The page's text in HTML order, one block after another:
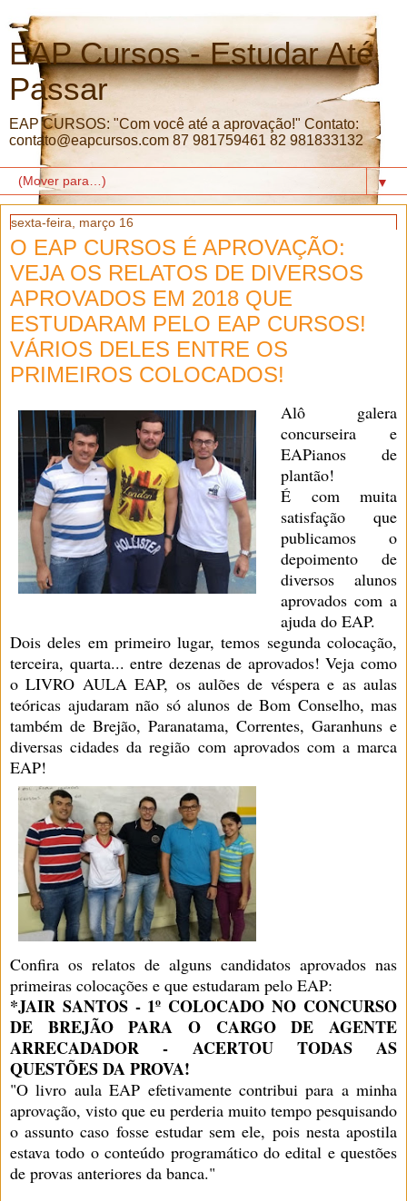
EAP Cursos - Estudar Até
Passar
EAP CURSOS: "Com você até a aprovação!" Contato:
contato@eapcursos.com 87 981759461 82 981833132
▼
sexta-feira, março 16
O EAP CURSOS É APROVAÇÃO:
VEJA OS RELATOS DE DIVERSOS
APROVADOS EM 2018 QUE
ESTUDARAM PELO EAP CURSOS!
VÁRIOS DELES ENTRE OS
PRIMEIROS COLOCADOS!
Alô galera
concurseira e
EAPianos de
plantão!
É com muita
satisfação que
publicamos o
depoimento de
diversos alunos
aprovados com a
ajuda do EAP.
Dois deles em primeiro lugar, temos segunda colocação,
terceira, quarta... entre dezenas de aprovados! Veja como
o LIVRO AULA EAP, os aulões de véspera e as aulas
teóricas ajudaram não só alunos de Bom Conselho, mas
também de Brejão, Paranatama, Correntes, Garanhuns e
diversas cidades da região com aprovados com a marca
EAP!
Confira os relatos de alguns candidatos aprovados nas
primeiras colocações e que estudaram pelo EAP:
*JAIR SANTOS - 1º COLOCADO NO CONCURSO
DE BREJÃO PARA O CARGO DE AGENTE
ARRECADADOR - ACERTOU TODAS AS
QUESTÕES DA PROVA!
"O livro aula EAP efetivamente contribui para a minha
aprovação, visto que eu perderia muito tempo pesquisando
o assunto caso fosse estudar sem ele, pois nesta apostila
estava todo o conteúdo programático do edital e questões
de provas anteriores da banca."